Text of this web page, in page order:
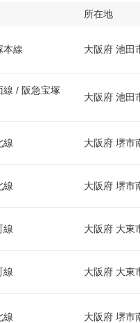
所在地
本線 大阪府 池田
線 / 阪急宝塚
大阪府 池田
線 大阪府 堺市
線 大阪府 堺市
線 大阪府 大東
線 大阪府 大東
線 大阪府 堺市